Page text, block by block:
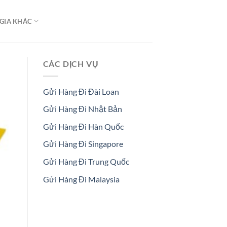
KHÁC
CÁC DỊCH VỤ
Gửi Hàng Đi Đài Loan
Gửi Hàng Đi Nhật Bản
Gửi Hàng Đi Hàn Quốc
Gửi Hàng Đi Singapore
Gửi Hàng Đi Trung Quốc
Gửi Hàng Đi Malaysia